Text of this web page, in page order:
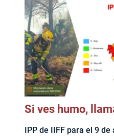
Si ves humo,
IPP de IIFF para el 9